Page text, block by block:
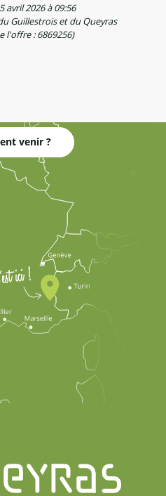
avril 2026 à 09:56
Guillestrois et du Queyras
l'offre :6869256)
venir ?